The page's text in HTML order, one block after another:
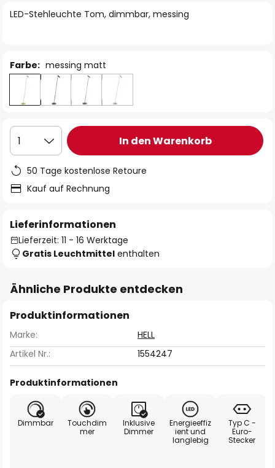
LED-Stehleuchte Tom, dimmbar, messing
Farbe: messing matt
1 In den Warenkorb
50 Tage kostenlose Retoure
Kauf auf Rechnung
Lieferinformationen
Lieferzeit: 11 - 16 Werktage
Gratis Leuchtmittel enthalten
Ähnliche Produkte entdecken
Produktinformationen
Marke:
HELL
Artikel Nr.:
1554247
Produktinformationen
Dimmbar
Touchdim
mer
Inklusive
Dimmer
Energieeffiz
ient und
langlebig
Typ C -
Euro-
Stecker